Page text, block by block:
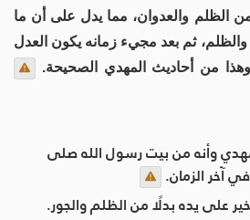
الظلم والعدوان، مما يدل على أن ما
ثم بعد مجيء زمانه يكون العدل
من أحاديث المهدي الصحيحة.
وأنه من بيت رسول الله صلى
آخر الزمان.
على يده بدلًا من الظلم والجور.